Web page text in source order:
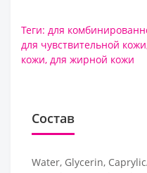
Теги: для
для чувствительной кожи
кожи, для жирной кожи
Состав
Water, Glycerin,